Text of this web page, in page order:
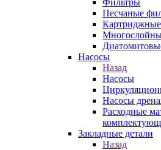
Фильтры
Песчаные
Насосы
Назад
Насосы
Насосы
Расходные
Закладные детали
Назад